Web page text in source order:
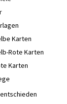
Karten
Rote Karten
Karten